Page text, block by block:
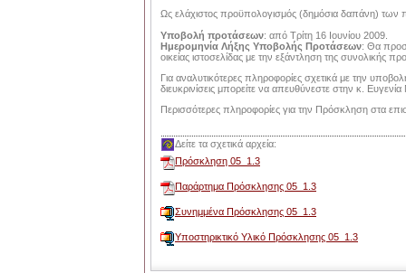
Ως ελάχιστος προϋπολογισμός (δημόσια δαπάνη)
Υποβολή προτάσεων: από Τρίτη 16 Ιουνίου 2009.
Ημερομηνία Λήξης Υποβολής Προτάσεων: Θα
οικείας ιστοσελίδας με την εξάντληση της συνολικής
Για αναλυτικότερες πληροφορίες σχετικά με την
διευκρινίσεις μπορείτε να απευθύνεστε στην κ.
Περισσότερες πληροφορίες για την Πρόσκληση στα
Δείτε τα σχετικά αρχεία:
Πρόσκληση 05_1.3
Παράρτημα Πρόσκλησης 05_1.3
Συνημμένα Πρόσκλησης 05_1.3
Υποστηρικτικό Υλικό Πρόσκλησης 05_1.3